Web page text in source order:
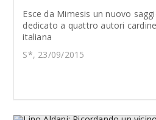
Esce da Mimesis un nuovo
dedicato a quattro autori
italiana
S*, 23/09/2015